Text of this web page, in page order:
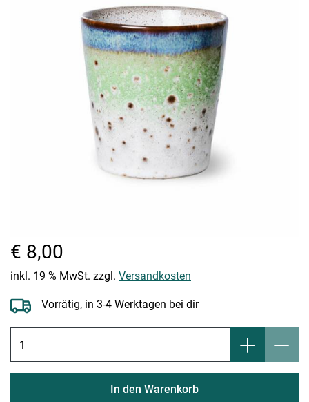
€ 8,00
inkl. 19 % MwSt. zzgl. Versandkosten
Vorrätig, in 3-4 Werktagen bei dir
In den Warenkorb